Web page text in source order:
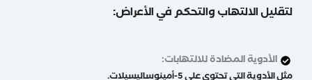
لتقليل الالتهاب والتحكم في الأعراض:
الأدوية المضادة للالتهابات: